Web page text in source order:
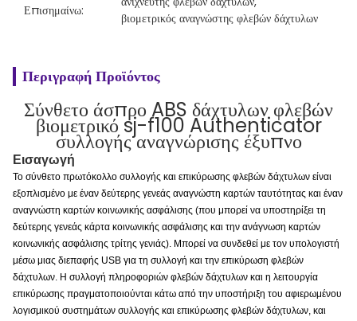
Επισημαίνω:
βιομετρικός αναγνώστης φλεβών δάχτυλων
Περιγραφή Προϊόντος
Σύνθετο άσπρο ABS δάχτυλων φλεβών
βιομετρικό sj-f100 Authenticator
συλλογής αναγνώρισης έξυπνο
Εισαγωγή
Το σύνθετο πρωτόκολλο συλλογής και επικύρωσης φλεβών δάχτυλων είναι
εξοπλισμένο με έναν δεύτερης γενεάς αναγνώστη καρτών ταυτότητας και έναν
αναγνώστη καρτών κοινωνικής ασφάλισης (που μπορεί να υποστηρίξει τη
δεύτερης γενεάς κάρτα κοινωνικής ασφάλισης και την ανάγνωση καρτών
κοινωνικής ασφάλισης τρίτης γενιάς). Μπορεί να συνδεθεί με τον υπολογιστή
μέσω μιας διεπαφής USB για τη συλλογή και την επικύρωση φλεβών
δάχτυλων. Η συλλογή πληροφοριών φλεβών δάχτυλων και η λειτουργία
επικύρωσης πραγματοποιούνται κάτω από την υποστήριξη του αφιερωμένου
λογισμικού συστημάτων συλλογής και επικύρωσης φλεβών δάχτυλων, και